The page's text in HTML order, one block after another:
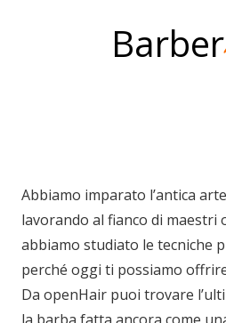
Barber
Abbiamo imparato l’antica
lavorando al fianco di maestri
abbiamo studiato le tecniche
perché oggi ti possiamo
Da openHair puoi trovare